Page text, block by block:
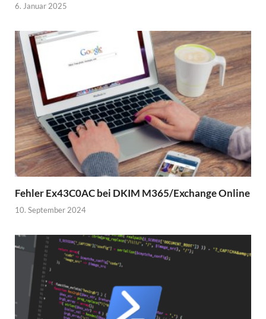
6. Januar 2025
Fehler Ex43C0AC bei DKIM M365/Exchange Online
10. September 2024